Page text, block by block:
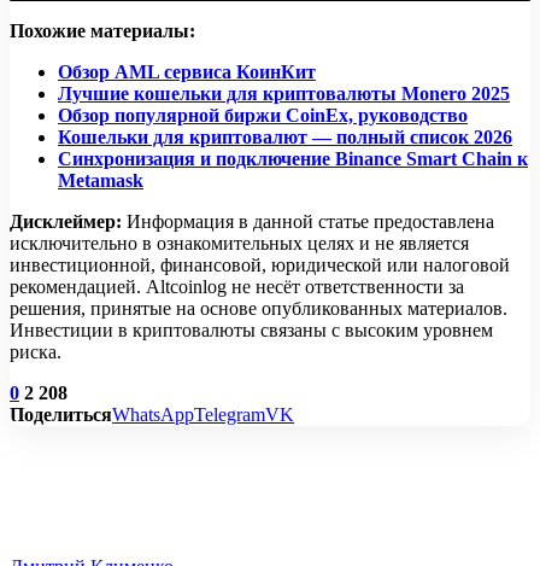
Похожие материалы:
Обзор AML сервиса КоинКит
Лучшие кошельки для криптовалюты Monero 2025
Обзор популярной биржи CoinEx, руководство
Кошельки для криптовалют — полный список 2026
Синхронизация и подключение Binance Smart Chain к
Metamask
Дисклеймер: Информация в данной статье предоставлена
исключительно в ознакомительных целях и не является
инвестиционной, финансовой, юридической или налоговой
рекомендацией. Altcoinlog не несёт ответственности за
решения, принятые на основе опубликованных материалов.
Инвестиции в криптовалюты связаны с высоким уровнем
риска.
0 2 208
ПоделитьсяWhatsAppTelegramVK